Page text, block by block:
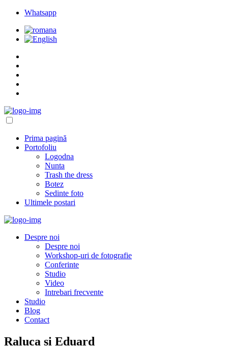
Whatsapp
Prima pagină
Portofoliu
Logodna
Nunta
Trash the dress
Botez
Sedinte foto
Ultimele postari
Despre noi
Despre noi
Workshop-uri de fotografie
Conferinte
Studio
Video
Intrebari frecvente
Studio
Blog
Contact
Raluca si Eduard